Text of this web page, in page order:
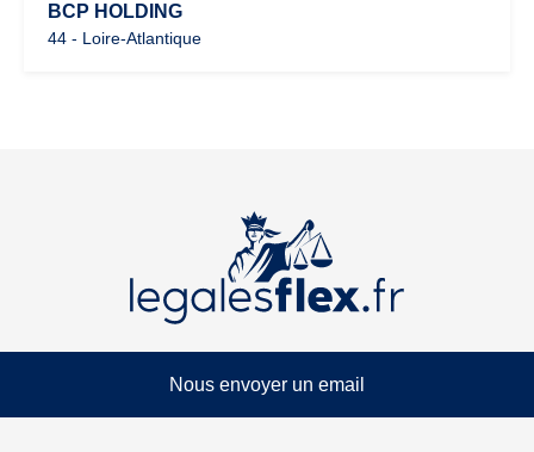
BCP HOLDING
44 - Loire-Atlantique
Nous envoyer un email